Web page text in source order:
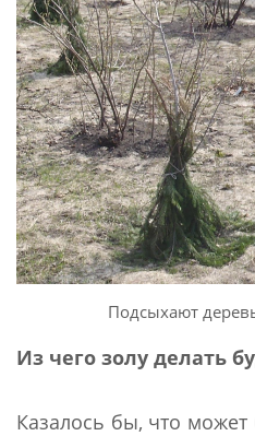
Подсыхают
Из чего золу делать
Казалось бы, что